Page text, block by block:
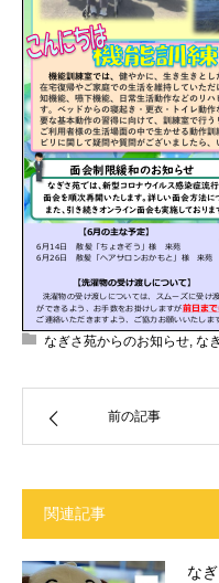
なぎさ苑からのお知らせ, な
前の記事
関連記事
な